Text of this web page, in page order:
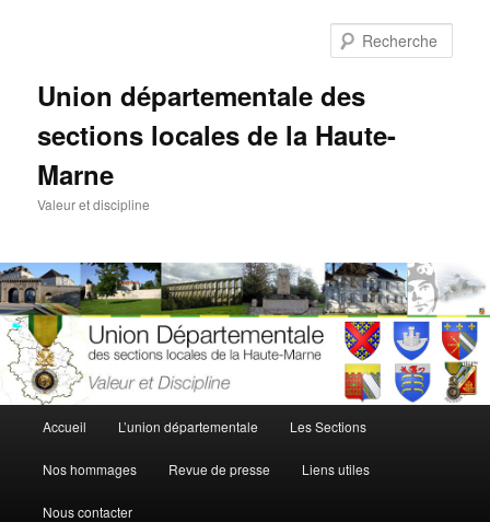
Union départementale des
sections locales de la Haute-
Marne
Valeur et discipline
principal
Accueil L’union départementale Les Sections
Nos hommages Revue de presse Liens utiles
Nous contacter